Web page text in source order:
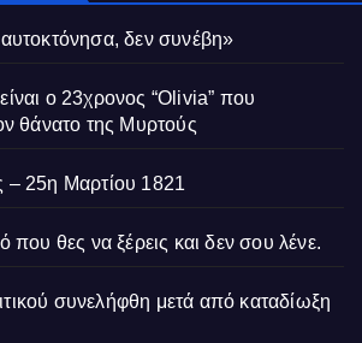
αυτοκτόνησα, δεν συνέβη»
ο 23χρονος “Olivia” που
θάνατο της Μυρτούς
– 25η Μαρτίου 1821
θες να ξέρεις και δεν σου λένε.
συνελήφθη μετά από καταδίωξη